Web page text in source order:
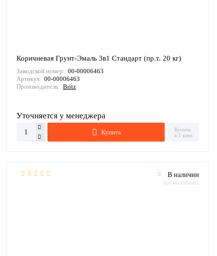
Коричневая Грунт-Эмаль 3в1 Стандарт (пр.т. 20 кг)
Заводской номер: 00-00006463
Артикул: 00-00006463
Производитель: Britz
Уточняется у менеджера
Купить
Купить
в 1 клик
В наличии
Арт: 00-00006483